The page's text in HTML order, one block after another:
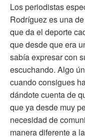
Los periodistas
Rodríguez es una
que da el deporte
que desde que era
sabía expresar con
escuchando. Algo
cuando consigues
dándote cuenta de
que ya desde muy
necesidad de
manera diferente a